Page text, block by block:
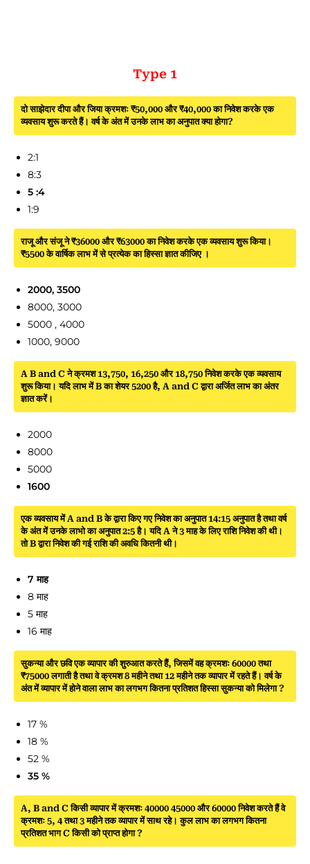
Type 1
दो साझेदार दीपा और जिया क्रमशः ₹50,000 और ₹40,000 का निवेश करके एक
व्यवसाय शुरू करते हैं। वर्ष के अंत में उनके लाभ का अनुपात क्या होगा?
2:1
8:3
5 :4
1:9
राजू और संजू ने ₹36000 और ₹63000 का निवेश करके एक व्यवसाय शुरू किया।
₹5500 के वार्षिक लाभ में से प्रत्येक का हिस्सा ज्ञात कीजिए ।
2000, 3500
8000, 3000
5000 , 4000
1000, 9000
A B and C ने क्रमश 13,750, 16,250 और 18,750 निवेश करके एक व्यवसाय
शुरू किया। यदि लाभ में B का शेयर 5200 है, A and C द्वारा अर्जित लाभ का अंतर
ज्ञात करें।
2000
8000
5000
1600
एक व्यवसाय में A and B के द्वारा किए गए निवेश का अनुपात 14:15 अनुपात है तथा वर्ष
के अंत में उनके लाभो का अनुपात 2:5 है। यदि A ने 3 माह के लिए राशि निवेश की थी।
तो B द्वारा निवेश की गई राशि की अवधि कितनी थी।
7 माह
8 माह
5 माह
16 माह
सुकन्या और छवि एक व्यापार की शुरुआत करते हैं, जिसमें वह क्रमशः 60000 तथा
₹75000 लगाती है तथा वे क्रमश 8 महीने तथा 12 महीने तक व्यापार में रहते हैं। वर्ष के
अंत में व्यापार में होने वाला लाभ का लगभग कितना प्रतिशत हिस्सा सुकन्या को मिलेगा ?
17 %
18 %
52 %
35 %
A, B and C किसी व्यापार में क्रमशः 40000 45000 और 60000 निवेश करते हैं वे
क्रमशः 5, 4 तथा 3 महीने तक व्यापार में साथ रहे। कुल लाभ का लगभग कितना
प्रतिशत भाग C किसी को प्राप्त होगा ?